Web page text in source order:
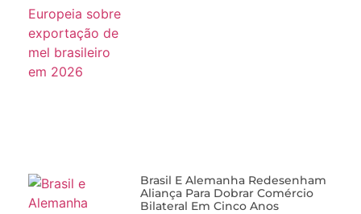
Brasil E Alemanha Redesenham
Aliança Para Dobrar Comércio
Bilateral Em Cinco Anos